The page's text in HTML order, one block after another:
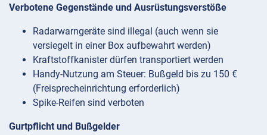
Verbotene Gegenstände und Ausrüstungsverstöße
Radarwarngeräte sind illegal (auch wenn sie
versiegelt in einer Box aufbewahrt werden)
Kraftstoffkanister dürfen transportiert werden
Handy-Nutzung am Steuer: Bußgeld bis zu 150 €
(Freisprecheinrichtung erforderlich)
Spike-Reifen sind verboten
Gurtpflicht und Bußgelder